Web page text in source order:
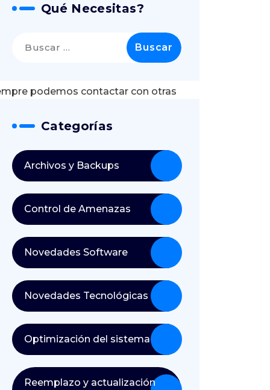
podemos contactar con otras
Qué Necesitas?
Categorías
Archivos y Backups
Control de Amenazas
Novedades Software
Novedades Tecnológicas
Optimización del sistema
Reemplazo y actualización